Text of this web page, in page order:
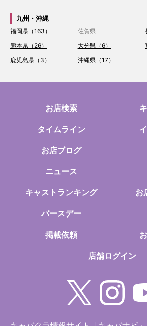
九州・沖縄
福岡県（163） 佐賀県
熊本県（26）
大分県（6）
鹿児島県（3）
沖縄県（17）
お店検索
タイムライン
お店ブログ
ニュース
キャストランキング お
バースデー
掲載依頼
店舗ログイン